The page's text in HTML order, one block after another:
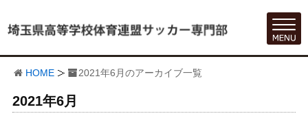
HOME 2021年6月のアーカイブ一覧
2021年6月